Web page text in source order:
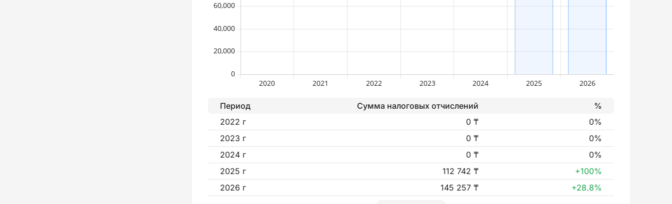
Период Сумма налоговых отчислений
%
2022 г
0 ₸
0%
2023 г
0 ₸
0%
2024 г
0 ₸
0%
2025 г
112 742 ₸
+100%
2026 г
145 257 ₸ +28.8%